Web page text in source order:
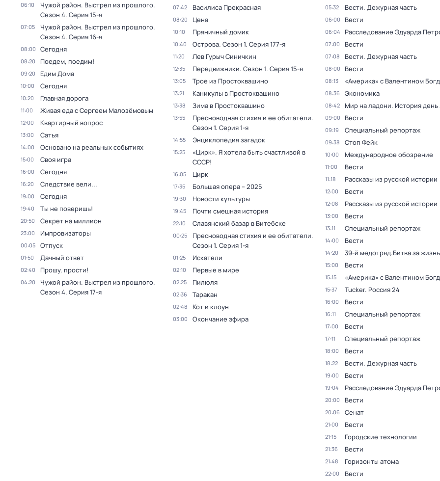
06:10 Чужой район. Выстрел из прошлого.
Сезон 4. Серия 15-я
07:05 Чужой район. Выстрел из прошлого.
Сезон 4. Серия 16-я
08:00 Сегодня
08:20 Поедем, поедим!
09:20 Едим Дома
10:00 Сегодня
10:20 Главная дорога
11:00 Живая еда с Сергеем Малозёмовым
12:00 Квартирный вопрос
13:00 Сатья
14:00 Основано на реальных событиях
15:00 Своя игра
16:00 Сегодня
16:20 Следствие вели...
19:00 Сегодня
19:40 Ты не поверишь!
20:50 Секрет на миллион
23:00 Импровизаторы
00:05 Отпуск
01:50 Дачный ответ
02:40 Прошу, прости!
04:20 Чужой район. Выстрел из прошлого.
Сезон 4. Серия 17-я
07:42 Василиса Прекрасная
08:20 Цена
10:10 Пряничный домик
10:40 Острова. Сезон 1. Серия 177-я
11:20 Лев Гурыч Синичкин
12:35 Передвижники. Сезон 1. Серия 15-я
13:05 Трое из Простоквашино
13:21 Каникулы в Простоквашино
13:38 Зима в Простоквашино
13:55 Пресноводная стихия и ее обитатели.
Сезон 1. Серия 1-я
14:55 Энциклопедия загадок
15:25
«Цирк». Я хотела быть счастливой в
СССР!
16:05 Цирк
17:35 Большая опера – 2025
19:30 Новости культуры
19:45 Почти смешная история
22:10 Славянский базар в Витебске
00:25 Пресноводная стихия и ее обитатели.
Сезон 1. Серия 1-я
01:25 Искатели
02:10 Первые в мире
02:25 Пилюля
02:36 Таракан
02:48 Кот и клоун
03:00 Окончание эфира
05:32 Вести. Дежурная часть
06:00 Вести
06:04 Расследование Эдуарда
07:00 Вести
07:08 Вести. Дежурная часть
08:00 Вести
08:13 «Америка» с Валентином
08:36 Экономика
08:42 Мир на ладони. История день
09:00 Вести
09:19 Специальный репортаж
09:38 Стоп Фейк
10:00 Международное обозрение
11:00 Вести
11:18 Рассказы из русской истории
12:00 Вести
12:08 Рассказы из русской истории
13:00 Вести
13:11 Специальный репортаж
14:00 Вести
14:20 39-й медотряд.Битва за жизнь
15:00 Вести
15:15 «Америка» с Валентином
15:37 Tucker. Россия 24
16:00 Вести
16:11 Специальный репортаж
17:00 Вести
17:11 Специальный репортаж
18:00 Вести
18:22 Вести. Дежурная часть
19:00 Вести
19:04 Расследование Эдуарда
20:00 Вести
20:06 Сенат
21:00 Вести
21:15 Городские технологии
21:36 Вести
21:48 Горизонты атома
22:00 Вести